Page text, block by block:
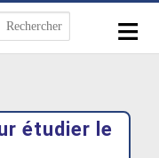
≡
étudier le